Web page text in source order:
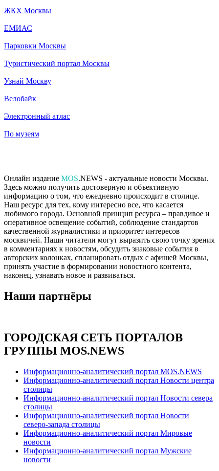
ЖКХ Москвы
ЕМИАС
Парковки Москвы
Туристический портал Москвы
Узнай Москву
Велобайк
Электронный атлас
По музеям
Онлайн издание MOS.NEWS - актуальные новости Москвы.
Здесь можно получить достоверную и объективную
информацию о том, что ежедневно происходит в столице.
Наш ресурс для тех, кому интересно все, что касается
любимого города. Основной принцип ресурса – правдивое и
оперативное освещение событий, соблюдение стандартов
качественной журналистики и приоритет интересов
москвичей. Наши читатели могут выразить свою точку зрения
в комментариях к новостям, обсудить знаковые события в
авторских колонках, спланировать отдых с афишей Москвы,
принять участие в формировании новостного контента,
наконец, узнавать новое и развиваться.
Наши партнёры
ГОРОДСКАЯ СЕТЬ ПОРТАЛОВ
ГРУППЫ MOS.NEWS
Информационно-аналитический портал MOS.NEWS
Информационно-аналитический портал Новости центра
столицы
Информационно-аналитический портал Новости севера
столицы
Информационно-аналитический портал Новости
северо-запада столицы
Информационно-аналитический портал Мировые
новости
Информационно-аналитический портал Мужские
новости